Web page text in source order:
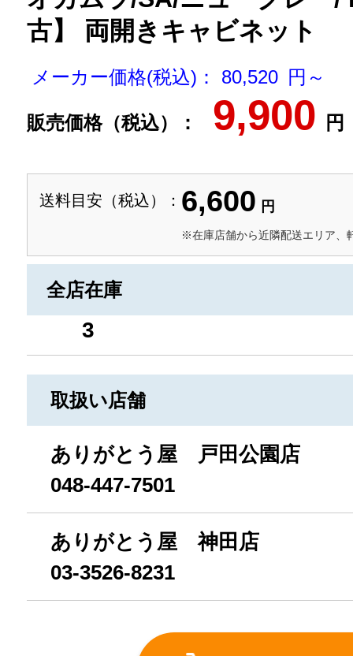
古】 両開きキャビネット
メーカー価格(税込)： 80,520 円～
販売価格（税込）： 9,900 円
送料目安（税込）： 6,600 円
※在庫店舗から近隣配送エリア、
全店在庫
3
取扱い店舗
ありがとう屋 戸田公園店
048-447-7501
ありがとう屋 神田店
03-3526-8231